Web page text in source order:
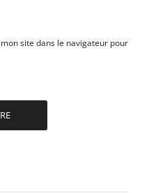
site dans le navigateur pour